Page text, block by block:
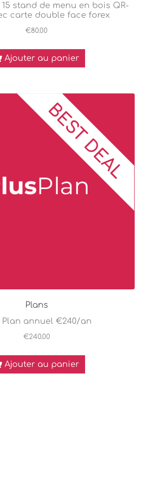
15 stand de menu en bois QR-
carte double face forex
€80.00
Ajouter au panier
Plans
Plan annuel €240/an
€240.00
Ajouter au panier